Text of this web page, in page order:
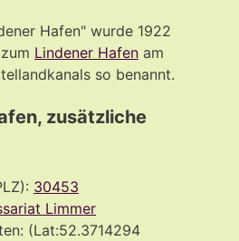
Hafen" wurde 1922
Lindener Hafen am
so benannt.
zusätzliche
30453
Limmer
(Lat:52.3714294